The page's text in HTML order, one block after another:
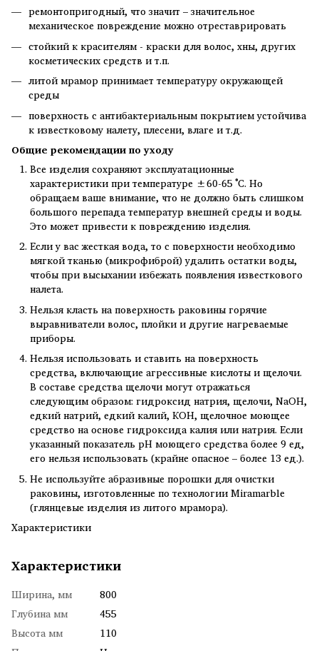
ремонтопригодный, что значит – значительное
механическое повреждение можно отреставрировать
стойкий к красителям - краски для волос, хны, других
косметических средств и т.п.
литой мрамор принимает температуру окружающей
среды
поверхность с антибактериальным покрытием устойчива
к известковому налету, плесени, влаге и т.д.
Общие рекомендации по уходу
Все изделия сохраняют эксплуатационные
характеристики при температуре ±60-65 ˚С. Но
обращаем ваше внимание, что не должно быть слишком
большого перепада температур внешней среды и воды.
Это может привести к повреждению изделия.
Если у вас жесткая вода, то с поверхности необходимо
мягкой тканью (микрофиброй) удалить остатки воды,
чтобы при высыхании избежать появления известкового
налета.
Нельзя класть на поверхность раковины горячие
выравниватели волос, плойки и другие нагреваемые
приборы.
Нельзя использовать и ставить на поверхность
средства, включающие агрессивные кислоты и щелочи.
В составе средства щелочи могут отражаться
следующим образом: гидроксид натрия, щелочи, NaOH,
едкий натрий, едкий калий, КОН, щелочное моющее
средство на основе гидроксида калия или натрия. Если
указанный показатель рН моющего средства более 9 ед,
его нельзя использовать (крайне опасное – более 13 ед.).
Не используйте абразивные порошки для очистки
раковины, изготовленные по технологии Miramarble
(глянцевые изделия из литого мрамора).
Характеристики
Характеристики
Ширина, мм
800
Глубина мм
455
Высота мм
110